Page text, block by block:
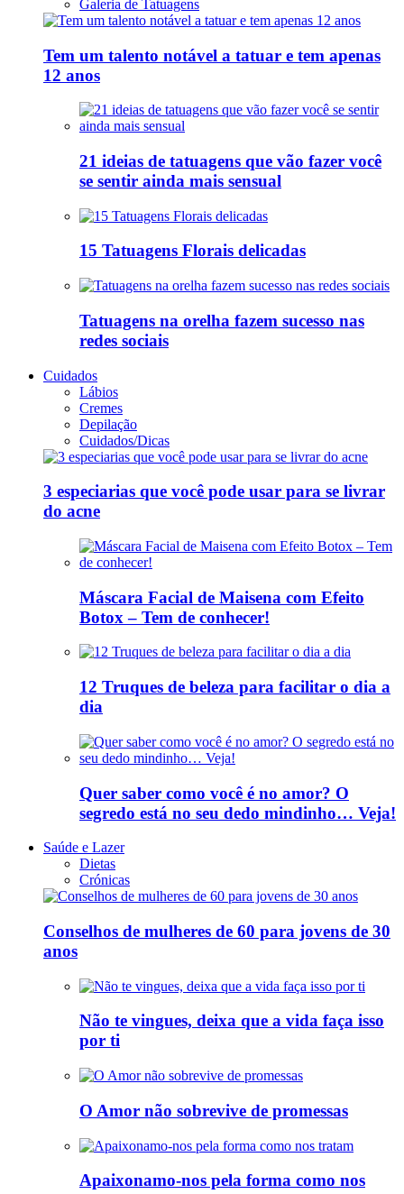
Galeria de Tatuagens
Tem um talento notável a tatuar e tem apenas
12 anos
21 ideias de tatuagens que vão fazer você
se sentir ainda mais sensual
15 Tatuagens Florais delicadas
Tatuagens na orelha fazem sucesso nas
redes sociais
Cuidados
Lábios
Cremes
Depilação
Cuidados/Dicas
3 especiarias que você pode usar para se livrar
do acne
Máscara Facial de Maisena com Efeito
Botox – Tem de conhecer!
12 Truques de beleza para facilitar o dia a
dia
Quer saber como você é no amor? O
segredo está no seu dedo mindinho… Veja!
Saúde e Lazer
Dietas
Crónicas
Conselhos de mulheres de 60 para jovens de 30
anos
Não te vingues, deixa que a vida faça isso
por ti
O Amor não sobrevive de promessas
Apaixonamo-nos pela forma como nos